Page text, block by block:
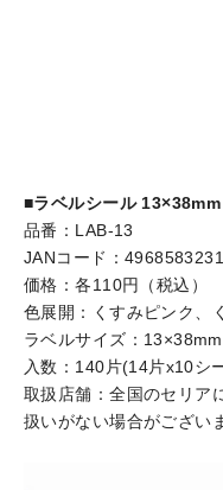
■ラベルシール
品番：LAB-13
JANコード：
価格：各110円（税込）
色展開：くすみピンク、
ラベルサイズ：13×38mm
入数：140片(14片x10シ
取扱店舗：全国のセリア
扱いがない場合がござい